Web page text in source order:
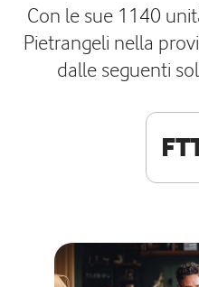
Con le sue 1140
Pietrangeli nella
dalle seguenti